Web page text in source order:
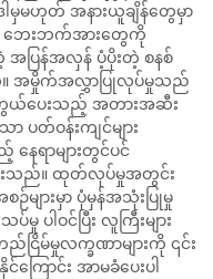
မှမဟုတ် အနားယူချိန်တွေမှာ
တဲ့ ဘေးဘက်အားတွေကို
အပြန်အလှန် ပံ့ပိုးတဲ့ စနစ်
။ အမှိုက်အလွှာပြုလုပ်မှုသည်
ပေးသည့် အတားအဆီး
ပတ်ဝန်းကျင်များ
ရာများတွင်ပင်
းသည်။ ထုတ်လုပ်မှုအတွင်း
ျားမှာ ပုံမှန်အသုံးပြုမှု
မှု ပါဝင်ပြီး လူကြီးများ
ြိမ်မှုလက္ခဏာများကို ၎င်း
ောင်း အာမခံပေးပါ